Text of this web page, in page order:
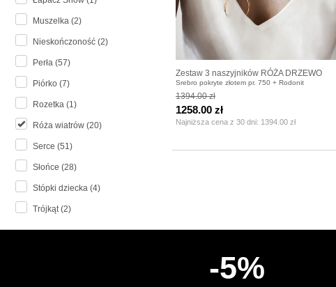
Muszelka (2)
Nieskończoność (2)
Perła (57)
Piórko (7)
Rozetka (1)
Róża wiatrów (20)
Serce (51)
Słońce (28)
Stópki dziecka (4)
Trójkąt (2)
Zestaw 3 naszyjników RÓŻA DRZEWO
WONDER
Srebro pokryte złotem pr. 750 + Rodonit
1394.00 zł
Najniższa cena z 30 dni: 1394.00 zł
1258.00 zł
-5%